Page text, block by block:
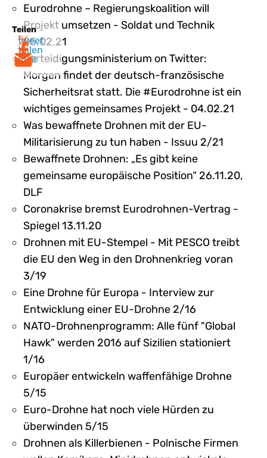
Teilen
tweet
teilen
mail
Eurodrohne – Regierungskoalition will
Projekt umsetzen - Soldat und Technik
05.02.21
Verteidigungsministerium on Twitter:
Morgen findet der deutsch-französische
Sicherheitsrat statt. Die #Eurodrohne ist ein
wichtiges gemeinsames Projekt - 04.02.21
Was bewaffnete Drohnen mit der EU-
Militarisierung zu tun haben - Issuu 2/21
Bewaffnete Drohnen: „Es gibt keine
gemeinsame europäische Position“ 26.11.20,
DLF
Coronakrise bremst Eurodrohnen-Vertrag -
Spiegel 13.11.20
Drohnen mit EU-Stempel - Mit PESCO treibt
die EU den Weg in den Drohnenkrieg voran
3/19
Eine Drohne für Europa - Interview zur
Entwicklung einer EU-Drohne 2/16
NATO-Drohnenprogramm: Alle fünf "Global
Hawk" werden 2016 auf Sizilien stationiert
1/16
Europäer entwickeln waffenfähige Drohne
5/15
Euro-Drohne hat noch viele Hürden zu
überwinden 5/15
Drohnen als Killerbienen - Polnische Firmen